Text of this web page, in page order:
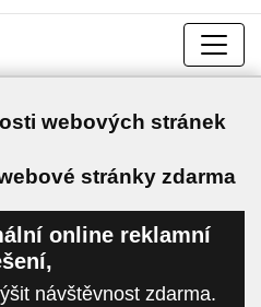
webových stránek
stránky zdarma
online reklamní
návštěvnost zdarma.